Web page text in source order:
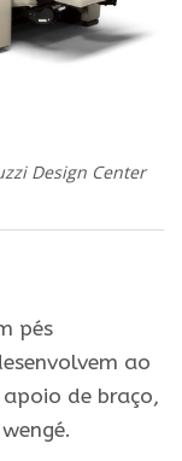
Design Center
pés
ao
de braço,